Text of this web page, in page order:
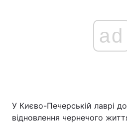
ad
У Києво-Печерській лаврі
відновлення чернечого